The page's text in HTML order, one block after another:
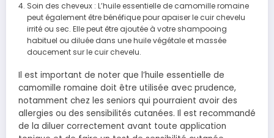
Soin des cheveux : L’huile essentielle de camomille romaine
peut également être bénéfique pour apaiser le cuir chevelu
irrité ou sec. Elle peut être ajoutée à votre shampooing
habituel ou diluée dans une huile végétale et massée
doucement sur le cuir chevelu.
Il est important de noter que l’huile essentielle de
camomille romaine doit être utilisée avec prudence,
notamment chez les seniors qui pourraient avoir des
allergies ou des sensibilités cutanées. Il est recommandé
de la diluer correctement avant toute application